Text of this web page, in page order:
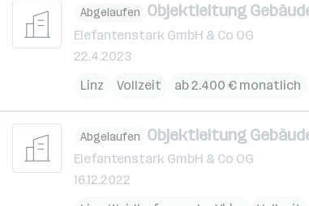
Abgelaufen Objektleitung
Elefantenstark GmbH & Co OG
22.4.2023
Linz
Vollzeit ab 2.400 € monatlich
Abgelaufen Objektleitung
Elefantenstark GmbH & Co OG
16.12.2022